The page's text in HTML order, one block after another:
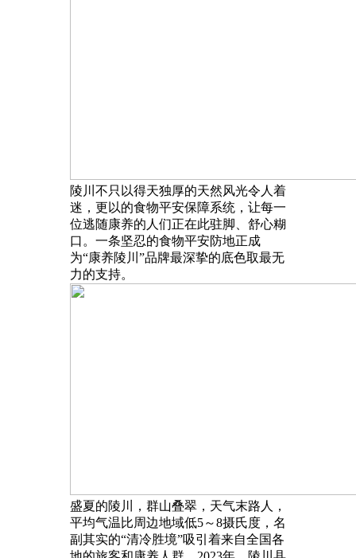
陵川不只以得天独厚的天然风光令人着
迷，更以的食物平安保障系统，让每一
位逃随康养的人们正在此驻脚、舒心糊
口。一条坚忍的食物平安防地正成
为“康养陵川”品牌最深挚的底色取最无
力的支持。
盛夏的陵川，群山叠翠，天气末路人，
平均气温比周边地域低5～8摄氏度，名
副其实的“清冷胜境”吸引着来自全国各